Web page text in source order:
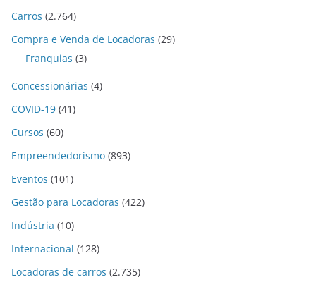
Carros (2.764)
Compra e Venda de Locadoras (29)
Franquias (3)
Concessionárias (4)
COVID-19 (41)
Cursos (60)
Empreendedorismo (893)
Eventos (101)
Gestão para Locadoras (422)
Indústria (10)
Internacional (128)
Locadoras de carros (2.735)